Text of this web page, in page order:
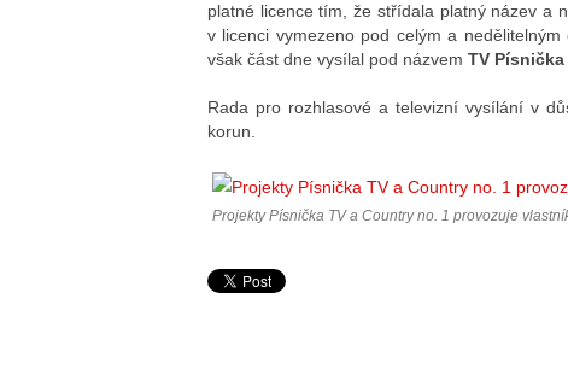
platné licence tím, že střídala platný název a
v licenci vymezeno pod celým a nedělitelným
však část dne vysílal pod názvem TV Písnička
Rada pro rozhlasové a televizní vysílání v
korun.
Projekty Písnička TV a Country no. 1 provozuje